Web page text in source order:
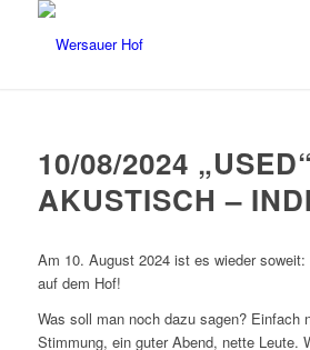
10/08/2024
AKUSTISCH –
Am 10. August 2024 ist es wieder
auf dem Hof!
Was soll man noch dazu sagen? Einfach
Stimmung, ein guter Abend, nette Leute.